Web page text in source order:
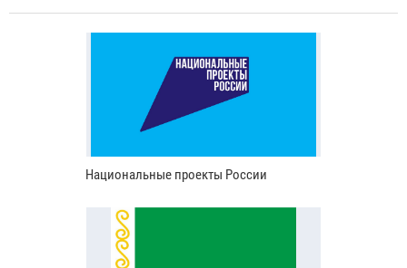
Национальные проекты России